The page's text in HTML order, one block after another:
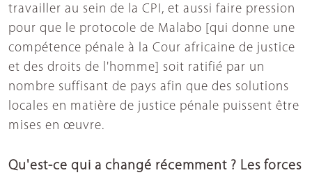
travailler au sein de la CPI, et aussi faire pression
pour que le protocole de Malabo [qui donne une
compétence pénale à la Cour africaine de justice
et des droits de l'homme] soit ratifié par un
nombre suffisant de pays afin que des solutions
locales en matière de justice pénale puissent être
mises en œuvre.
Qu'est-ce qui a changé récemment ? Les forces